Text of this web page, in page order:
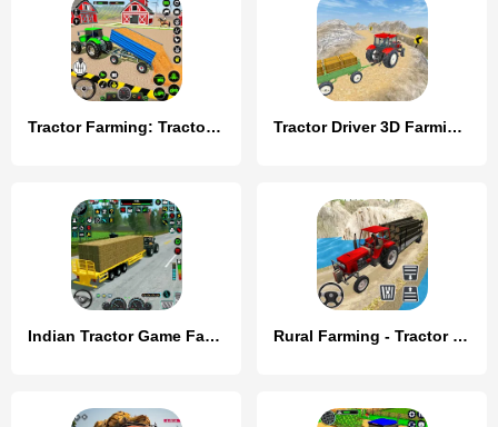
Tractor Farming: Tractor Games Tractor Driver 3D Farming Sim
Indian Tractor Game Farming 3D Rural Farming - Tractor games